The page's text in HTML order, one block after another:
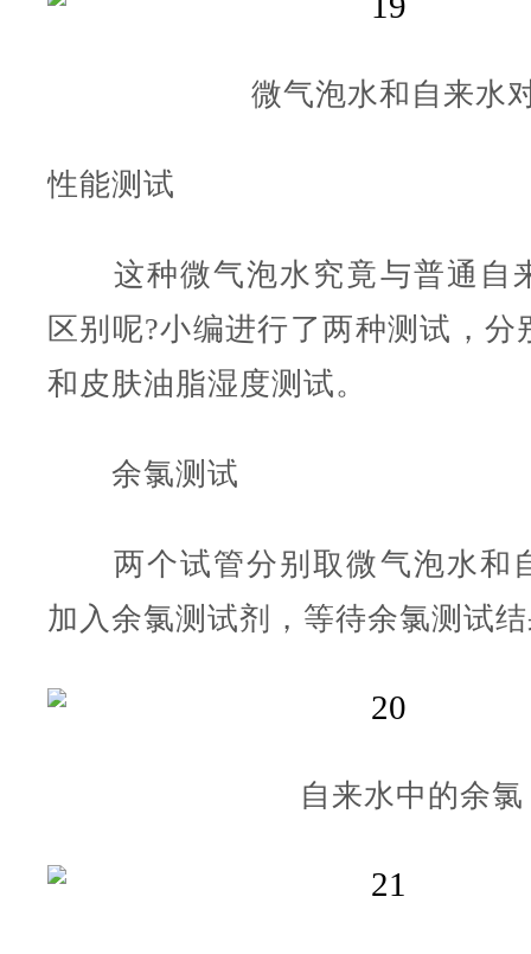
微气泡水和自来水
性能测试
这种微气泡水究竟与普通自
区别呢?小编进行了两种测试，分
和皮肤油脂湿度测试。
余氯测试
两个试管分别取微气泡水和
加入余氯测试剂，等待余氯测试
自来水中的余氯